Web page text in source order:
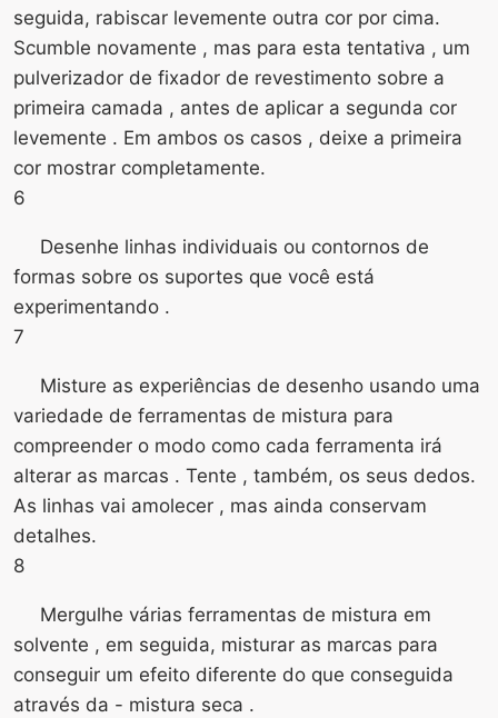
seguida, rabiscar levemente outra cor por cima.
Scumble novamente , mas para esta tentativa , um
pulverizador de fixador de revestimento sobre a
primeira camada , antes de aplicar a segunda cor
levemente . Em ambos os casos , deixe a primeira
cor mostrar completamente.
6
Desenhe linhas individuais ou contornos de
formas sobre os suportes que você está
experimentando .
7
Misture as experiências de desenho usando uma
variedade de ferramentas de mistura para
compreender o modo como cada ferramenta irá
alterar as marcas . Tente , também, os seus dedos.
As linhas vai amolecer , mas ainda conservam
detalhes.
8
Mergulhe várias ferramentas de mistura em
solvente , em seguida, misturar as marcas para
conseguir um efeito diferente do que conseguida
através da - mistura seca .